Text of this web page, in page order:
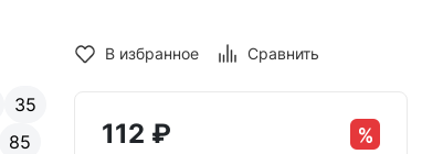
35
85
В избранное Сравнить
112 ₽